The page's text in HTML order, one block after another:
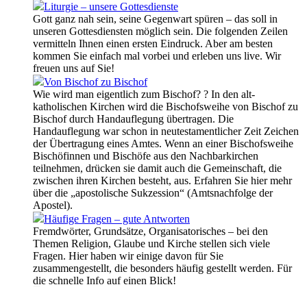
Liturgie – unsere Gottesdienste
Gott ganz nah sein, seine Gegenwart spüren – das soll in
unseren Gottesdiensten möglich sein. Die folgenden Zeilen
vermitteln Ihnen einen ersten Eindruck. Aber am besten
kommen Sie einfach mal vorbei und erleben uns live. Wir
freuen uns auf Sie!
Von Bischof zu Bischof
Wie wird man eigentlich zum Bischof? ? In den alt-
katholischen Kirchen wird die Bischofsweihe von Bischof zu
Bischof durch Handauflegung übertragen. Die
Handauflegung war schon in neutestamentlicher Zeit Zeichen
der Übertragung eines Amtes. Wenn an einer Bischofsweihe
Bischöfinnen und Bischöfe aus den Nachbarkirchen
teilnehmen, drücken sie damit auch die Gemeinschaft, die
zwischen ihren Kirchen besteht, aus. Erfahren Sie hier mehr
über die „apostolische Sukzession“ (Amtsnachfolge der
Apostel).
Häufige Fragen – gute Antworten
Fremdwörter, Grundsätze, Organisatorisches – bei den
Themen Religion, Glaube und Kirche stellen sich viele
Fragen. Hier haben wir einige davon für Sie
zusammengestellt, die besonders häufig gestellt werden. Für
die schnelle Info auf einen Blick!